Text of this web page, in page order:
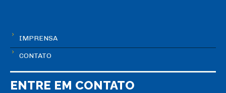
IMPRENSA
CONTATO
ENTRE EM CONTATO